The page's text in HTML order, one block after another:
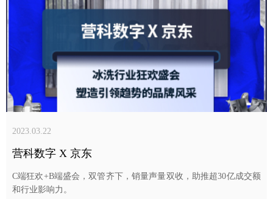
2023.03.22
营科数字 X 京东
C端狂欢+B端盛会，双管齐下，销量声量双收，助推超30亿成交额
和行业影响力。